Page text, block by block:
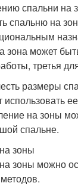
спальни на
спальню на
может
третья
размеры
на зоны
спальне.
зоны
зоны можно